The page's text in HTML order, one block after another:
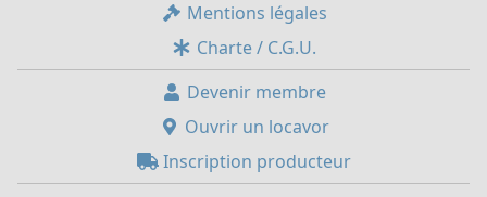
Mentions légales
Charte / C.G.U.
Devenir membre
Ouvrir un locavor
Inscription producteur